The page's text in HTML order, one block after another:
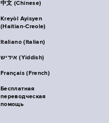
中文 (Chinese)
Kreyòl Ayisyen
(Haitian-Creole)
Italiano (Italian)
אידיש (Yiddish)
Français (French)
Бесплатная
переводческая
помощь